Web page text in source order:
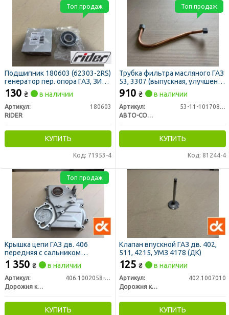
Подшипник 180603 (62303-2RS)
генератор пер. опора ГАЗ, ЗИЛ
(RIDER)
130 ₴ в наличии
Артикул:
180603
RIDER
КУПИТЬ
Код: 71953-4
Топ продаж
Трубка фильтра масляного ГАЗ
53, 3307 (выпускная, улучшеной
конструкции) ПРЕМИУМ
910 ₴ в наличии
Артикул:
53-11-1017085-20
АВТО-СОЮЗ 88
КУПИТЬ
Код: 81244-4
Топ продаж
Крышка цепи ГАЗ дв. 406
передняя с сальником
ПРЕМИУМ (ДК)
1 350 ₴ в наличии
Артикул:
406.1002058-10
Дорожня карта
КУПИТЬ
Топ продаж
Клапан впускной ГАЗ дв. 402,
511, 4215, УМЗ 4178 (ДК)
125 ₴ в наличии
Артикул:
402.1007010
Дорожня карта
КУПИТЬ